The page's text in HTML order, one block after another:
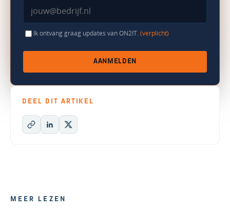
Ik ontvang graag updates van ON2IT. (verplicht)
AANMELDEN
DEEL DIT ARTIKEL
MEER LEZEN